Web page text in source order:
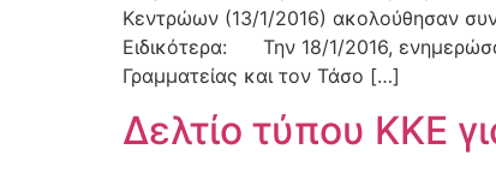
Κεντρώων (13/1/2016) ακολούθησαν
Ειδικότερα: Την 18/1/2016,
Γραμματείας και τον Τάσο […]
Δελτίο τύπου ΚΚΕ